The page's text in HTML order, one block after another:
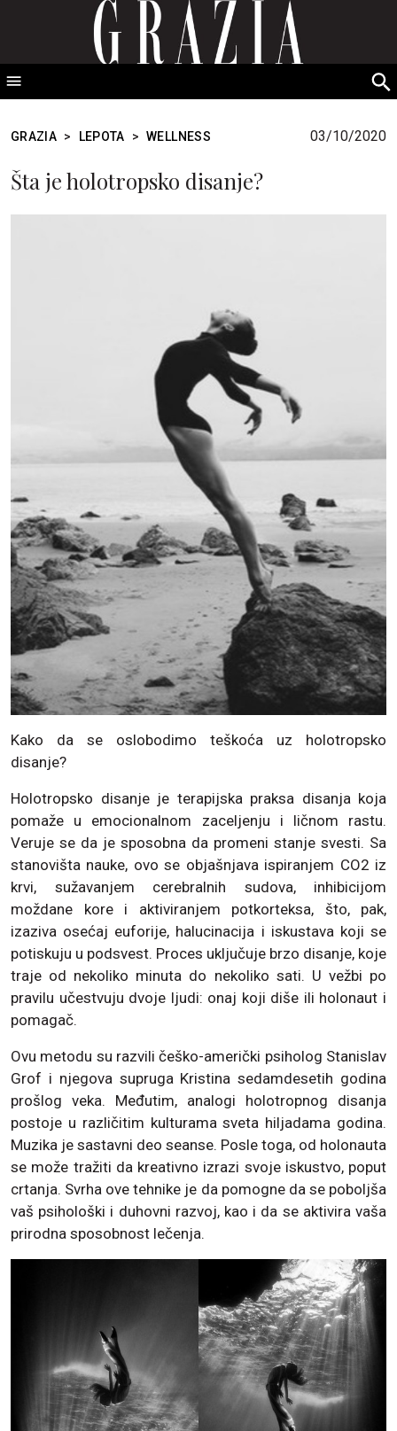
GRAZIA Srbija
GRAZIA > LEPOTA > WELLNESS 03/10/2020
Šta je holotropsko disanje?
Kako da se oslobodimo teškoća uz holotropsko
disanje?
Holotropsko disanje je terapijska praksa disanja koja
pomaže u emocionalnom zaceljenju i ličnom rastu.
Veruje se da je sposobna da promeni stanje svesti. Sa
stanovišta nauke, ovo se objašnjava ispiranjem CO2 iz
krvi, sužavanjem cerebralnih sudova, inhibicijom
moždane kore i aktiviranjem potkorteksa, što, pak,
izaziva osećaj euforije, halucinacija i iskustava koji se
potiskuju u podsvest. Proces uključuje brzo disanje, koje
traje od nekoliko minuta do nekoliko sati. U vežbi po
pravilu učestvuju dvoje ljudi: onaj koji diše ili holonaut i
pomagač.
Ovu metodu su razvili češko-američki psiholog Stanislav
Grof i njegova supruga Kristina sedamdesetih godina
prošlog veka. Međutim, analogi holotropnog disanja
postoje u različitim kulturama sveta hiljadama godina.
Muzika je sastavni deo seanse. Posle toga, od holonauta
se može tražiti da kreativno izrazi svoje iskustvo, poput
crtanja. Svrha ove tehnike je da pomogne da se poboljša
vaš psihološki i duhovni razvoj, kao i da se aktivira vaša
prirodna sposobnost lečenja.